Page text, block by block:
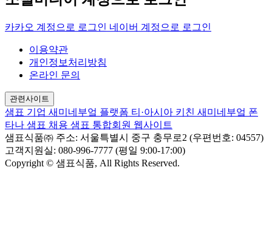
카카오 계정으로 로그인 네이버 계정으로 로그인
이용약관
개인정보처리방침
온라인 문의
관련사이트
샘표 기업 새미네부엌 플랫폼 티·아시아 키친 새미네부엌 폰
타나 샘표 채용 샘표 통합회원 웹사이트
샘표식품㈜ 주소: 서울특별시 중구 충무로2 (우편번호: 04557)
고객지원실: 080-996-7777 (평일 9:00-17:00)
Copyright © 샘표식품, All Rights Reserved.